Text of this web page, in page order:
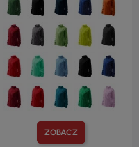
ZOBACZ